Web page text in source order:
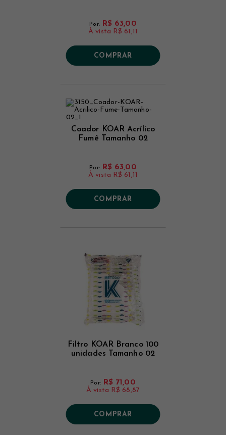
Por: R$ 63,00
À vista R$ 61,11
COMPRAR
Coador KOAR Acrílico
Fumê Tamanho 02
Por: R$ 63,00
À vista R$ 61,11
COMPRAR
Filtro KOAR Branco 100
unidades Tamanho 02
Por: R$ 71,00
À vista R$ 68,87
COMPRAR